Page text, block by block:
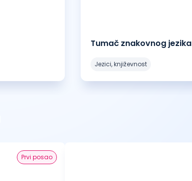
Tumač znakovnog jezika
jezici, književnost
prvi posao